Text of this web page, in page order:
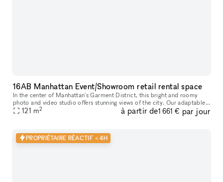
16AB Manhattan Event/Showroom retail rental space
In the center of Manhattan's Garment District, this bright and roomy
photo and video studio offers stunning views of the city. Our adaptable
venue is tastefully furnished to accommodate a broad varie
121 m2 à partir de1 661 € par jour
PROPRIÉTAIRE RÉACTIF < 4H